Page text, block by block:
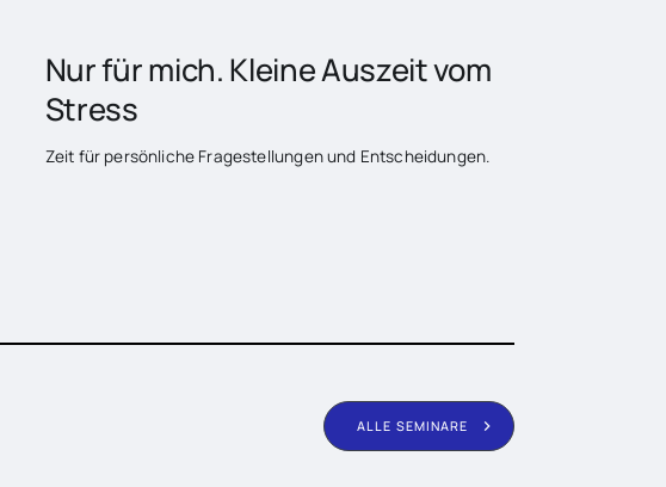
Nur für mich. Kleine Auszeit vom
Stress
Zeit für persönliche Fragestellungen und Entscheidungen.
ALLE SEMINARE